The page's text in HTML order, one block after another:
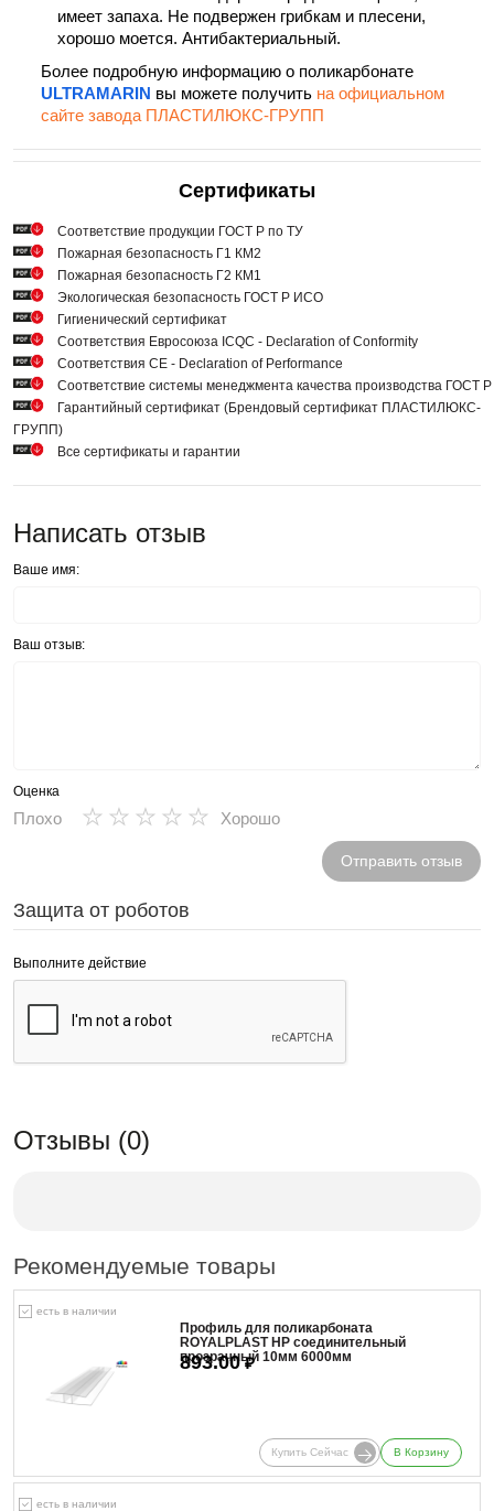
имеет запаха. Не подвержен грибкам и плесени,
хорошо моется. Антибактериальный.
Более подробную информацию о поликарбонате
ULTRAMARIN вы можете получить на официальном
сайте завода ПЛАСТИЛЮКС-ГРУПП
Сертификаты
Cоответствие продукции ГОСТ Р по ТУ
Пожарная безопасность Г1 КМ2
Пожарная безопасность Г2 КМ1
Экологическая безопасность ГОСТ Р ИСО
Гигиенический сертификат
Соответствия Евросоюза ICQC - Declaration of Conformity
Соответствия СЕ - Declaration of Performance
Соответствие системы менеджмента качества производства ГОСТ
Гарантийный сертификат (Брендовый сертификат ПЛАСТИЛЮКС-
ГРУПП)
Все сертификаты и гарантии
Написать отзыв
Ваше имя:
Ваш отзыв:
Оценка
Плохо ★
★
★
★
★ Хорошо
Отправить отзыв
Защита от роботов
Выполните действие
Отзывы (0)
Рекомендуемые товары
есть в наличии
Профиль для поликарбоната
ROYALPLAST HP соединительный
прозрачный 10мм 6000мм
893.00₽
Купить Сейчас В Корзину
есть в наличии